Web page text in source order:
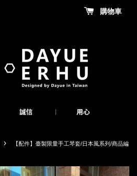
購物車
›
【配件】臺製限量手工琴套/日本風系列/商品編